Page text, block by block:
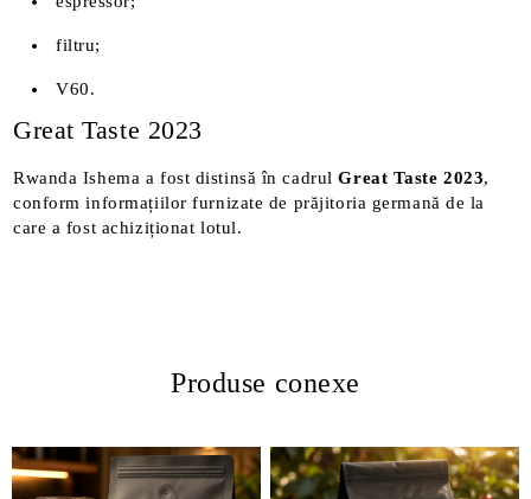
filtru;
V60.
Great Taste 2023
Rwanda Ishema a fost distinsă în cadrulGreat Taste 2023,
conform informațiilor furnizate de prăjitoria germană de la
care a fost achiziționat lotul.
Produse conexe